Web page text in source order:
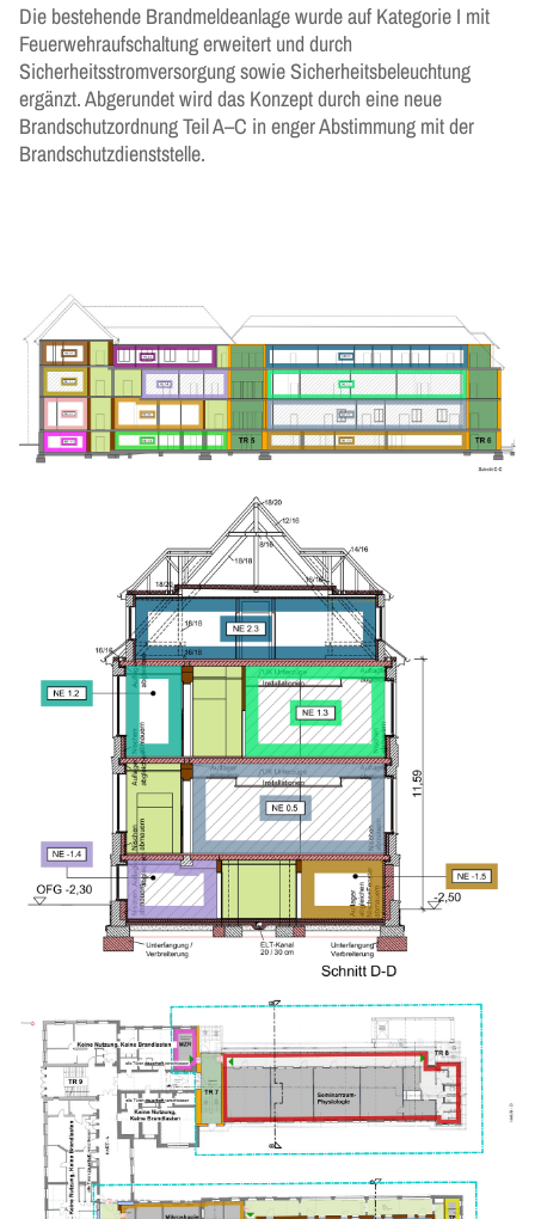
Die bestehende Brandmeldeanlage wurde auf Kategorie I mit
Feuerwehraufschaltung erweitert und durch
Sicherheitsstromversorgung sowie Sicherheitsbeleuchtung
ergänzt. Abgerundet wird das Konzept durch eine neue
Brandschutzordnung Teil A–C in enger Abstimmung mit der
Brandschutzdienststelle.